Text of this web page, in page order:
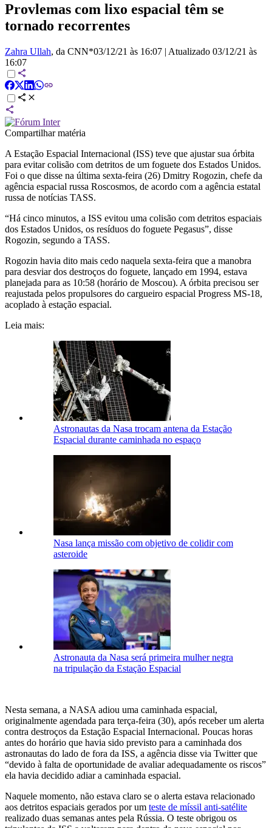
Provlemas com lixo espacial têm se
tornado recorrentes
Zahra Ullah, da CNN*03/12/21 às 16:07 | Atualizado 03/12/21 às
16:07
Compartilhar matéria
A Estação Espacial Internacional (ISS) teve que ajustar sua órbita
para evitar colisão com detritos de um foguete dos Estados Unidos.
Foi o que disse na última sexta-feira (26) Dmitry Rogozin, chefe da
agência espacial russa Roscosmos, de acordo com a agência estatal
russa de notícias TASS.
“Há cinco minutos, a ISS evitou uma colisão com detritos espaciais
dos Estados Unidos, os resíduos do foguete Pegasus”, disse
Rogozin, segundo a TASS.
Rogozin havia dito mais cedo naquela sexta-feira que a manobra
para desviar dos destroços do foguete, lançado em 1994, estava
planejada para as 10:58 (horário de Moscou). A órbita precisou ser
reajustada pelos propulsores do cargueiro espacial Progress MS-18,
acoplado à estação espacial.
Leia mais:
Astronautas da Nasa trocam antena da Estação
Espacial durante caminhada no espaço
Nasa lança missão com objetivo de colidir com
asteroide
Astronauta da Nasa será primeira mulher negra
na tripulação da Estação Espacial
Nesta semana, a NASA adiou uma caminhada espacial,
originalmente agendada para terça-feira (30), após receber um alerta
contra destroços da Estação Espacial Internacional. Poucas horas
antes do horário que havia sido previsto para a caminhada dos
astronautas do lado de fora da ISS, a agência disse via Twitter que
“devido à falta de oportunidade de avaliar adequadamente os riscos”
ela havia decidido adiar a caminhada espacial.
Naquele momento, não estava claro se o alerta estava relacionado
aos detritos espaciais gerados por um teste de míssil anti-satélite
realizado duas semanas antes pela Rússia. O teste obrigou os